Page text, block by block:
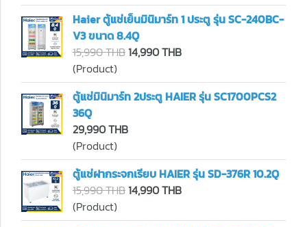
Haier ตู้แช่เย็นมินิมาร์ท 1 ประตู รุ่น SC-240BC-
V3 ขนาด 8.4Q
15,990 THB14,990 THB
(Product)
ตู้แช่มินิมาร์ท 2ประตู HAIER รุ่น SC1700PCS2
36Q
29,990 THB
(Product)
ตู้แช่ฝากระจกเรียบ HAIER รุ่น SD-376R 10.2Q
15,990 THB14,990 THB
(Product)